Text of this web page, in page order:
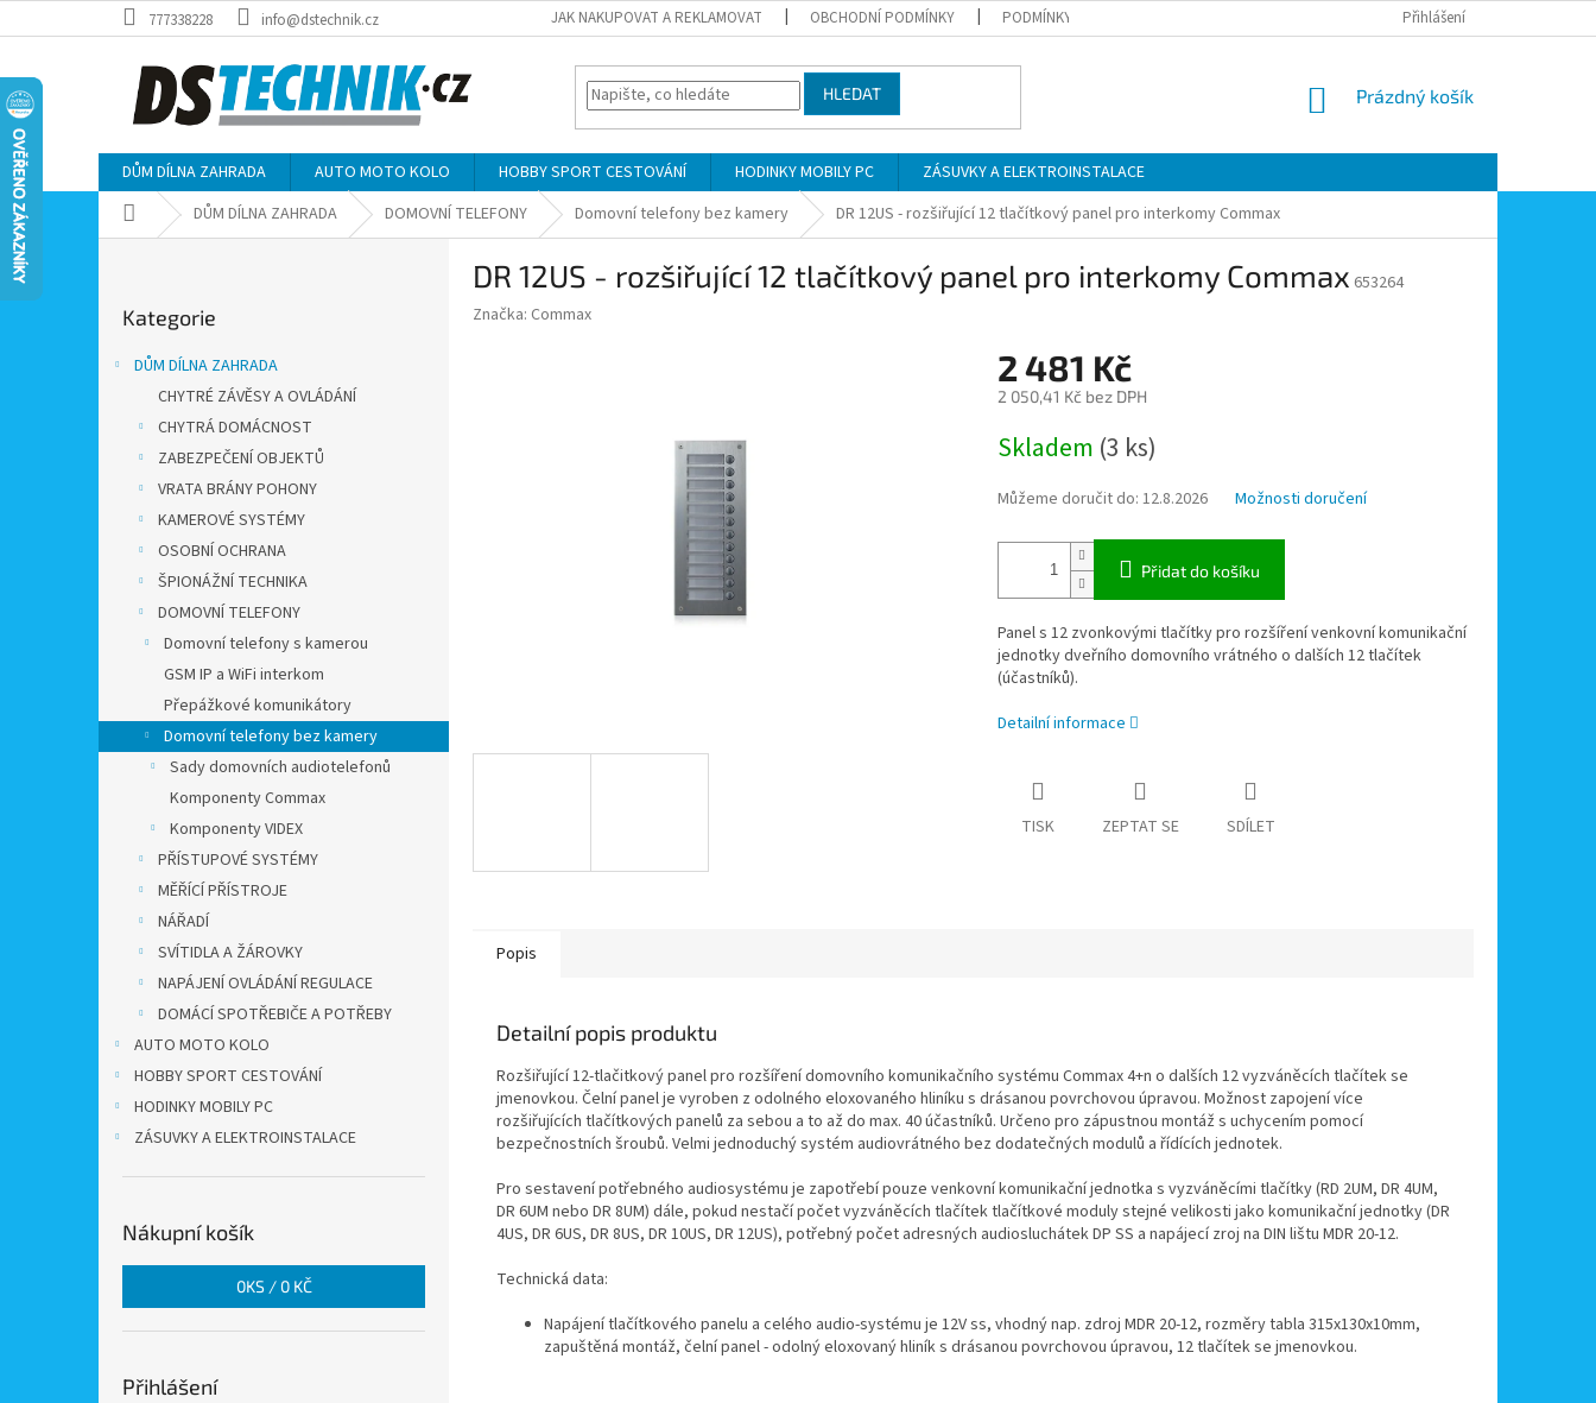
na
777338228 info@dstechnik.cz JAK NAKUPOVAT A REKLAMOVAT OBCHODNÍ PODMÍNKY PODMÍNKY OCHRANY OSOBNÍCH ÚDAJŮ MOJE OBJEDNÁVKA
Přihlášení
HLEDAT
NÁKUPNÍ
Prázdný košík
DŮM DÍLNA ZAHRADA AUTO MOTO KOLO HOBBY SPORT CESTOVÁNÍ HODINKY MOBILY PC
ZÁSUVKY A ELEKTROINSTALACE
Domů DŮM DÍLNA ZAHRADA DOMOVNÍ TELEFONY Domovní telefony bez kamery DR 12US - rozšiřující 12 tlačítkový panel pro interkomy Commax
kategorie
Kategorie
DŮM DÍLNA ZAHRADA
CHYTRÉ ZÁVĚSY A OVLÁDÁNÍ
CHYTRÁ DOMÁCNOST
ZABEZPEČENÍ OBJEKTŮ
VRATA BRÁNY POHONY
KAMEROVÉ SYSTÉMY
OSOBNÍ OCHRANA
ŠPIONÁŽNÍ TECHNIKA
DOMOVNÍ TELEFONY
Domovní telefony s kamerou
GSM IP a WiFi interkom
Přepážkové komunikátory
Domovní telefony bez kamery
Sady domovních audiotelefonů
Komponenty Commax
Komponenty VIDEX
PŘÍSTUPOVÉ SYSTÉMY
MĚŘÍCÍ PŘÍSTROJE
NÁŘADÍ
SVÍTIDLA A ŽÁROVKY
NAPÁJENÍ OVLÁDÁNÍ REGULACE
DOMÁCÍ SPOTŘEBIČE A POTŘEBY
AUTO MOTO KOLO
HOBBY SPORT CESTOVÁNÍ
HODINKY MOBILY PC
ZÁSUVKY A ELEKTROINSTALACE
Nákupní košík
0KS / 0 KČ
Přihlášení
DR 12US - rozšiřující 12 tlačítkový panel pro interkomy Commax 653264
Značka: Commax
2 481 Kč
2 050,41 Kč bez DPH
cena:
Skladem (3 ks)
Můžeme doručit do: 12.8.2026 Možnosti doručení
Přidat do košíku
Panel s 12 zvonkovými tlačítky pro rozšíření venkovní komunikační
jednotky dveřního domovního vrátného o dalších 12 tlačítek
(účastníků).
Detailní informace
TISK ZEPTAT SE SDÍLET
Popis
Detailní popis produktu
Rozšiřující 12-tlačitkový panel pro rozšíření domovního komunikačního systému Commax 4+n o dalších 12 vyzváněcích tlačítek se
jmenovkou. Čelní panel je vyroben z odolného eloxovaného hliníku s drásanou povrchovou úpravou. Možnost zapojení více
rozšiřujících tlačítkových panelů za sebou a to až do max. 40 účastníků. Určeno pro zápustnou montáž s uchycením pomocí
bezpečnostních šroubů. Velmi jednoduchý systém audiovrátného bez dodatečných modulů a řídících jednotek.
Pro sestavení potřebného audiosystému je zapotřebí pouze venkovní komunikační jednotka s vyzváněcími tlačítky (RD 2UM, DR 4UM,
DR 6UM nebo DR 8UM) dále, pokud nestačí počet vyzváněcích tlačítek tlačítkové moduly stejné velikosti jako komunikační jednotky (DR
4US, DR 6US, DR 8US, DR 10US, DR 12US), potřebný počet adresných audiosluchátek DP SS a napájecí zroj na DIN lištu MDR 20-12.
Technická data:
Napájení tlačítkového panelu a celého audio-systému je 12V ss, vhodný nap. zdroj MDR 20-12, rozměry tabla 315x130x10mm,
zapuštěná montáž, čelní panel - odolný eloxovaný hliník s drásanou povrchovou úpravou, 12 tlačítek se jmenovkou.